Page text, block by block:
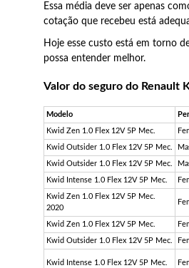
Essa média deve ser apenas
cotação que recebeu está
Hoje esse custo está em torno
possa entender melhor.
Valor do seguro do Renault
Modelo
Kwid Zen 1.0 Flex 12V 5P Mec.
Kwid Outsider 1.0 Flex 12V 5P Mec.
Kwid Outsider 1.0 Flex 12V 5P Mec.
Kwid Intense 1.0 Flex 12V 5P Mec.
Kwid Zen 1.0 Flex 12V 5P Mec.
2020
Kwid Zen 1.0 Flex 12V 5P Mec.
Kwid Outsider 1.0 Flex 12V 5P Mec.
Kwid Intense 1.0 Flex 12V 5P Mec.